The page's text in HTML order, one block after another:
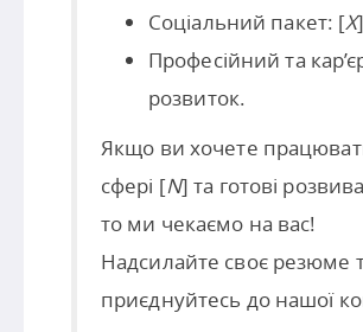
Соціальний пакет: [X
Професійний та
розвиток.
Якщо ви хочете
сфері [N] та готові
то ми чекаємо на вас!
Надсилайте своє резюме
приєднуйтесь до нашої